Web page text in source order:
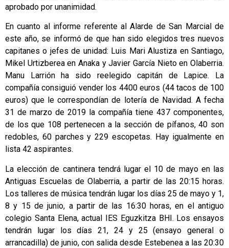
aprobado por unanimidad.
En cuanto al informe referente al Alarde de San Marcial de
este año, se informó de que han sido elegidos tres nuevos
capitanes o jefes de unidad: Luis Mari Alustiza en Santiago,
Mikel Urtizberea en Anaka y Javier García Nieto en Olaberria.
Manu Larrión ha sido reelegido capitán de Lapice. La
compañía consiguió vender los 4400 euros (44 tacos de 100
euros) que le correspondían de lotería de Navidad. A fecha
31 de marzo de 2019 la compañía tiene 437 componentes,
de los que 108 pertenecen a la sección de pífanos, 40 son
redobles, 60 parches y 229 escopetas. Hay igualmente en
lista 42 aspirantes.
La elección de cantinera tendrá lugar el 10 de mayo en las
Antiguas Escuelas de Olaberria, a partir de las 20:15 horas.
Los talleres de música tendrán lugar los días 25 de mayo y 1,
8 y 15 de junio, a partir de las 16:30 horas, en el antiguo
colegio Santa Elena, actual IES Eguzkitza BHI. Los ensayos
tendrán lugar los días 21, 24 y 25 (ensayo general o
arrancadilla) de junio, con salida desde Estebenea a las 20:30